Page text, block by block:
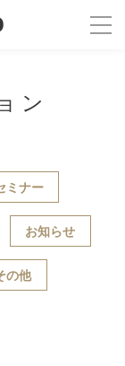
ン
ミナー
お知らせ
の他